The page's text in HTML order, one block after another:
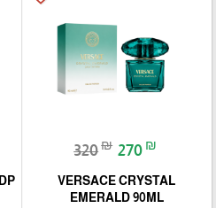
320₪ 270 ₪
VERSACE CRYSTAL
EMERALD 90ML